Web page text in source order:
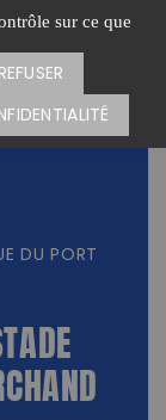
sur ce que
DON
DU PORT